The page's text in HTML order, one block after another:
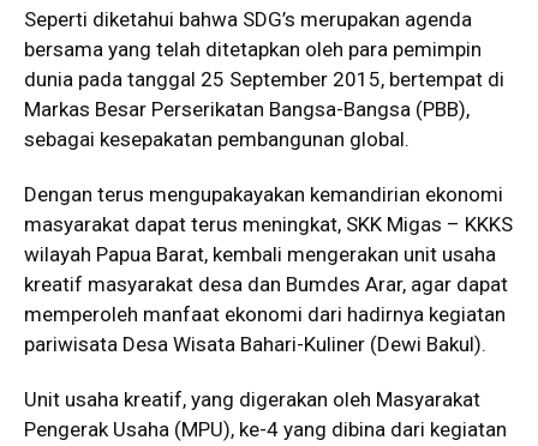
Seperti diketahui bahwa SDG’s merupakan agenda
bersama yang telah ditetapkan oleh para pemimpin
dunia pada tanggal 25 September 2015, bertempat di
Markas Besar Perserikatan Bangsa-Bangsa (PBB),
sebagai kesepakatan pembangunan global.
Dengan terus mengupakayakan kemandirian ekonomi
masyarakat dapat terus meningkat, SKK Migas – KKKS
wilayah Papua Barat, kembali mengerakan unit usaha
kreatif masyarakat desa dan Bumdes Arar, agar dapat
memperoleh manfaat ekonomi dari hadirnya kegiatan
pariwisata Desa Wisata Bahari-Kuliner (Dewi Bakul).
Unit usaha kreatif, yang digerakan oleh Masyarakat
Pengerak Usaha (MPU), ke-4 yang dibina dari kegiatan